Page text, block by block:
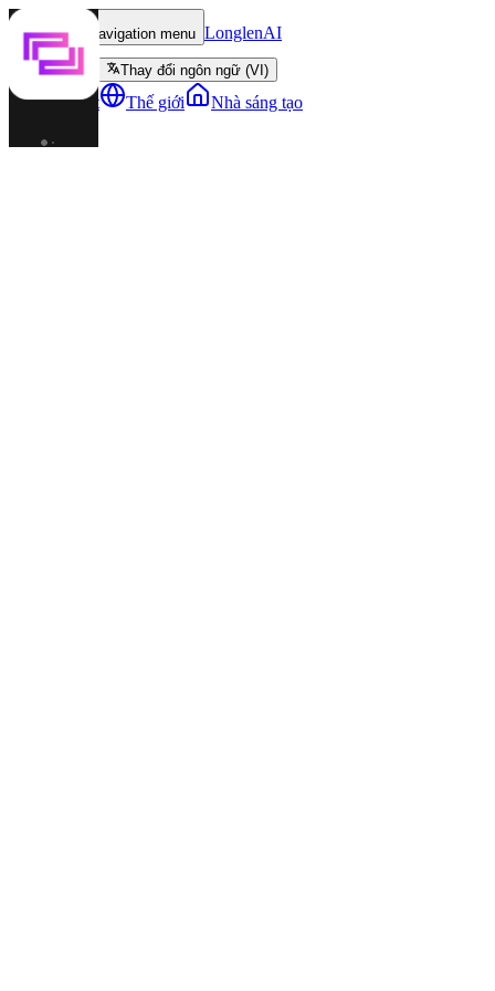
Toggle navigation menu LonglenAI
Thay đổi ngôn ngữ (VI)
Nhân vật Thế giới Nhà sáng tạo